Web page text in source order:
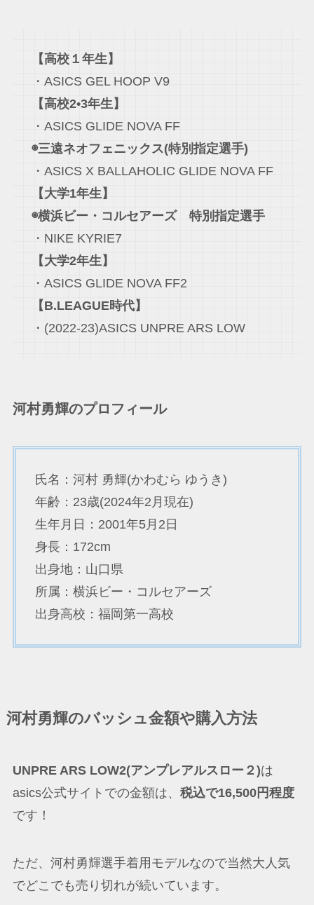
【高校１年生】
・ASICS GEL HOOP V9
【高校2•3年生】
・ASICS GLIDE NOVA FF
◉三遠ネオフェニックス(特別指定選手)
・ASICS X BALLAHOLIC GLIDE NOVA FF
【大学1年生】
◉横浜ビー・コルセアーズ 特別指定選手
・NIKE KYRIE7
【大学2年生】
・ASICS GLIDE NOVA FF2
【B.LEAGUE時代】
・(2022-23)ASICS UNPRE ARS LOW
河村勇輝のプロフィール
氏名：河村 勇輝(かわむら ゆうき)
年齢：23歳(2024年2月現在)
生年月日：2001年5月2日
身長：172cm
出身地：山口県
所属：横浜ビー・コルセアーズ
出身高校：福岡第一高校
河村勇輝のバッシュ金額や購入方法
UNPRE ARS LOW2(アンプレアルスロー２)は
asics公式サイトでの金額は、 税込で16,500円程度
です！
ただ、河村勇輝選手着用モデルなので当然大人気
でどこでも売り切れが続いています。